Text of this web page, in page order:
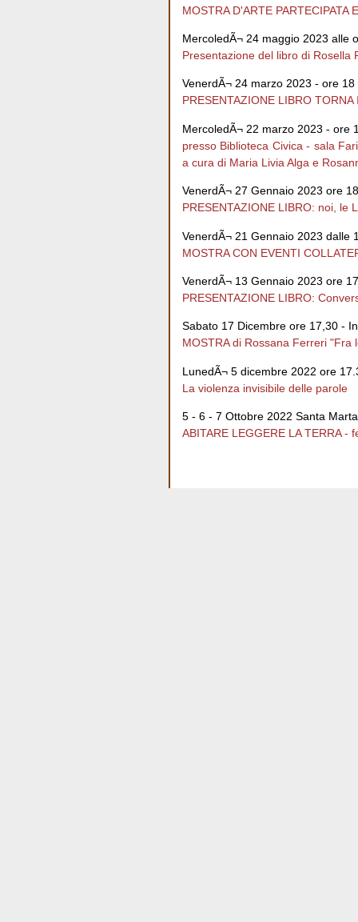
MOSTRA D'ARTE
MercoledÃ¬ 24 maggio 2023 alle
Presentazione del libro di Rosella
VenerdÃ¬ 24 marzo 2023 - ore 18
PRESENTAZIONE LIBRO
MercoledÃ¬ 22 marzo 2023 - ore
presso Biblioteca Civica - sala
a cura di Maria Livia Alga e
VenerdÃ¬ 27 Gennaio 2023 ore
PRESENTAZIONE LIBRO: noi, le
VenerdÃ¬ 21 Gennaio 2023 dalle
MOSTRA CON EVENTI
VenerdÃ¬ 13 Gennaio 2023 ore
PRESENTAZIONE LIBRO:
Sabato 17 Dicembre ore 17,30 -
MOSTRA di Rossana Ferreri
LunedÃ¬ 5 dicembre 2022 ore
La violenza invisibile delle parole
5 - 6 - 7 Ottobre 2022 Santa
ABITARE LEGGERE LA TERRA -